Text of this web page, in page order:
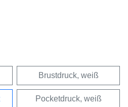
Brustdruck, weiß
Pocketdruck, weiß